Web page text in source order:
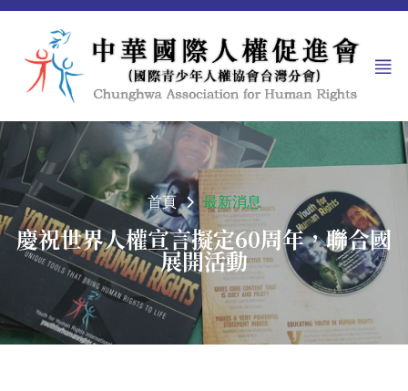
首頁 最新消息
慶祝世界人權宣言擬定60周年，聯合國
展開活動